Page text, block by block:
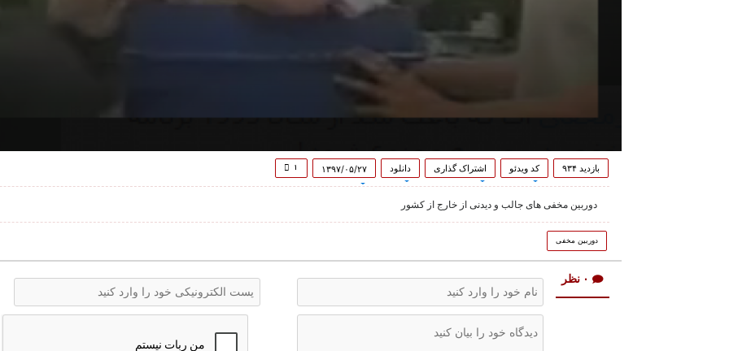
بازدید ۹۳۴ کد ویدئو اشتراک گذاری دانلود ۱۳۹۷/۰۵/۲۷ ۱
دوربین مخفی های جالب و دیدنی از خارج از کشور
دوربین مخفی
۰ نظر